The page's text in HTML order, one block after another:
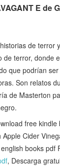
E de
de
terror, donde
que po­drían
Son relatos
de Masterton
free
Cider
books pdf
, Descarga